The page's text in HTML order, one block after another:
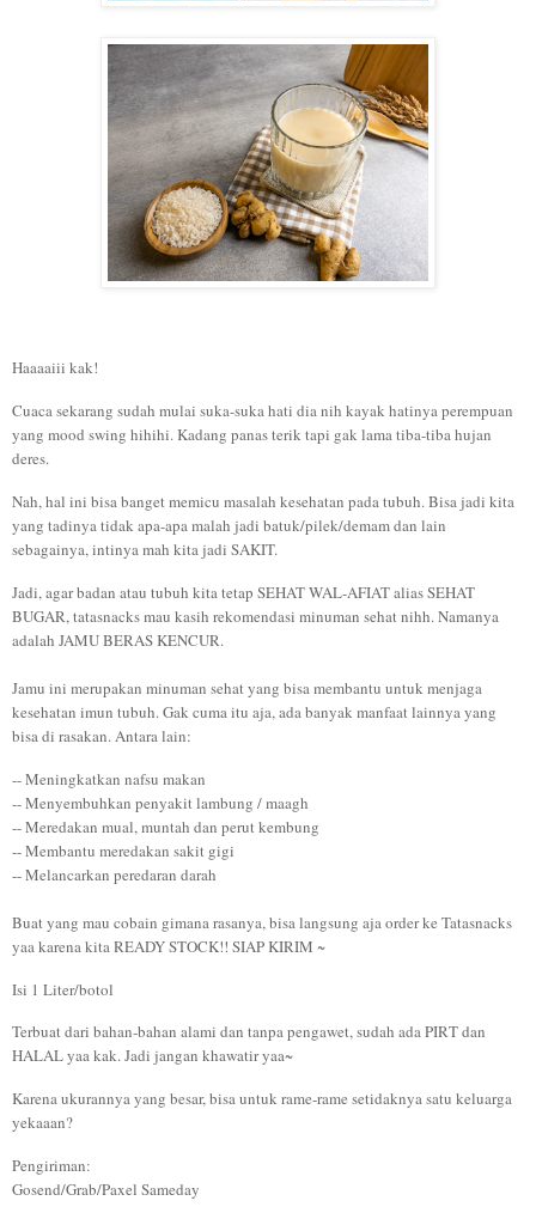
Haaaaiii kak!
Cuaca sekarang sudah mulai suka-suka hati dia nih kayak hatinya perempuan
yang mood swing hihihi. Kadang panas terik tapi gak lama tiba-tiba hujan
deres.
Nah, hal ini bisa banget memicu masalah kesehatan pada tubuh. Bisa jadi kita
yang tadinya tidak apa-apa malah jadi batuk/pilek/demam dan lain
sebagainya, intinya mah kita jadi SAKIT.
Jadi, agar badan atau tubuh kita tetap SEHAT WAL-AFIAT alias SEHAT
BUGAR, tatasnacks mau kasih rekomendasi minuman sehat nihh. Namanya
adalah JAMU BERAS KENCUR.
Jamu ini merupakan minuman sehat yang bisa membantu untuk menjaga
kesehatan imun tubuh. Gak cuma itu aja, ada banyak manfaat lainnya yang
bisa di rasakan. Antara lain:
-- Meningkatkan nafsu makan
-- Menyembuhkan penyakit lambung / maagh
-- Meredakan mual, muntah dan perut kembung
-- Membantu meredakan sakit gigi
-- Melancarkan peredaran darah
Buat yang mau cobain gimana rasanya, bisa langsung aja order ke Tatasnacks
yaa karena kita READY STOCK!! SIAP KIRIM ~
Isi 1 Liter/botol
Terbuat dari bahan-bahan alami dan tanpa pengawet, sudah ada PIRT dan
HALAL yaa kak. Jadi jangan khawatir yaa~
Karena ukurannya yang besar, bisa untuk rame-rame setidaknya satu keluarga
yekaaan?
Pengiriman:
Gosend/Grab/Paxel Sameday